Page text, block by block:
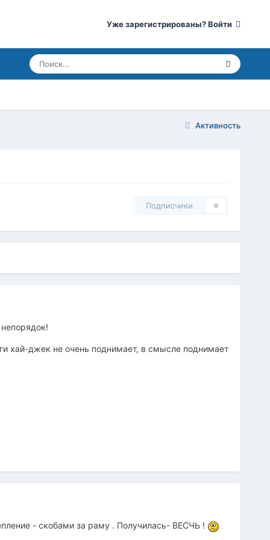
Уже зарегистрированы? Войти
Активность
Подписчики 0
хай-джек не очень поднимает, в смысле поднимает
- скобами за раму . Получилась- ВЕСЧЬ !